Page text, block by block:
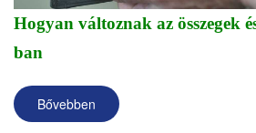
Hogyan változnak az összegek
ban
Bővebben